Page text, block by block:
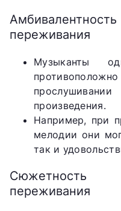
переживания
Музыканты
произведения.
Например, при
мелодии они
так и
Сюжетность
переживания